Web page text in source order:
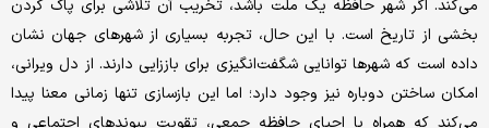
می‌کند. اگر شهر حافظه یک ملت باشد، تخریب آن تلاشی برای پاک کردن
بخشی از تاریخ است. با این حال، تجربه بسیاری از شهرهای جهان نشان
داده است که شهرها توانایی شگفت‌انگیزی برای باززایی دارند. از دل ویرانی،
امکان ساختن دوباره نیز وجود دارد؛ اما این بازسازی تنها زمانی معنا پیدا
می‌کند که همراه با احیای حافظه جمعی، تقویت پیوندهای اجتماعی و